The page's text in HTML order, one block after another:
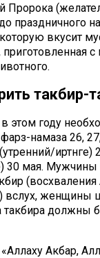
Пророка
праздничного
вкусит
такбир-
этом году
намаза 26,
иртәнге)
30 мая.
вслух,
такбира должны
«Аллаху Акбар,